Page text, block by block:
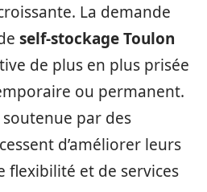
La demande
self-stockage Toulon
de plus en plus prisée
ou permanent.
par des
d’améliorer leurs
flexibilité et de services